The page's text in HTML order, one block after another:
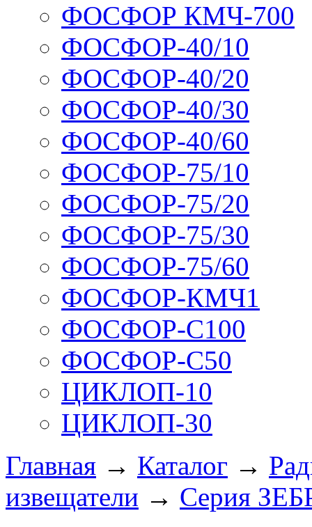
ФОСФОР КМЧ-700
ФОСФОР-40/10
ФОСФОР-40/20
ФОСФОР-40/30
ФОСФОР-40/60
ФОСФОР-75/10
ФОСФОР-75/20
ФОСФОР-75/30
ФОСФОР-75/60
ФОСФОР-КМЧ1
ФОСФОР-С100
ФОСФОР-С50
ЦИКЛОП-10
ЦИКЛОП-30
Главная → Каталог →
извещатели → Серия